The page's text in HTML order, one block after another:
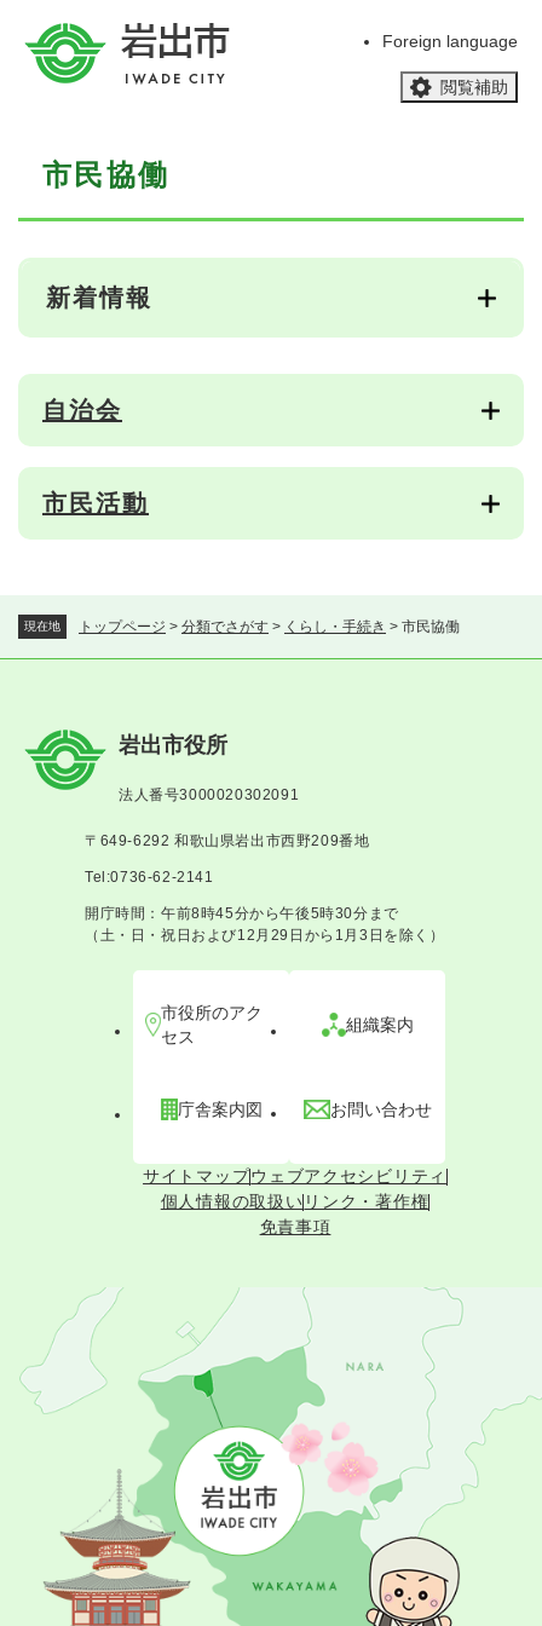
Foreign language
閲覧補助
現在地 トップページ > 分類でさがす > くらし・手続き > 市民協働
市民協働
新着情報
自治会
市民活動
岩出市役所
法人番号3000020302091
〒649-6292 和歌山県岩出市西野209番地
Tel:0736-62-2141
開庁時間：午前8時45分から午後5時30分まで
（土・日・祝日および12月29日から1月3日を除く）
市役所のアク
セス
組織案内
庁舎案内図 お問い合わせ
サイトマップウェブアクセシビリティ
個人情報の取扱い リンク・著作権
免責事項